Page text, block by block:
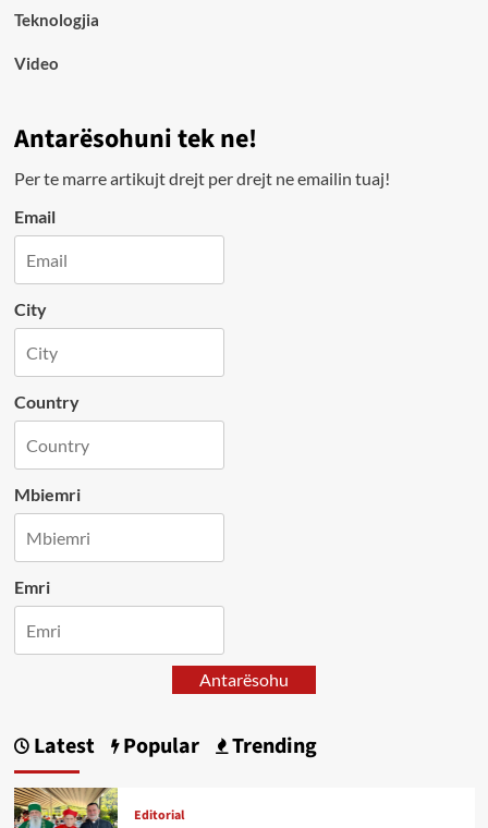
Teknologjia
Video
Antarësohuni tek ne!
Per te marre artikujt drejt per drejt ne emailin tuaj!
Email
City
Country
Mbiemri
Emri
Antarësohu
Latest Popular Trending
Editorial